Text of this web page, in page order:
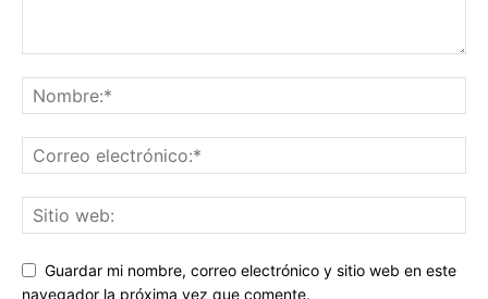
Guardar mi nombre, correo electrónico y sitio web en este
navegador la próxima vez que comente.